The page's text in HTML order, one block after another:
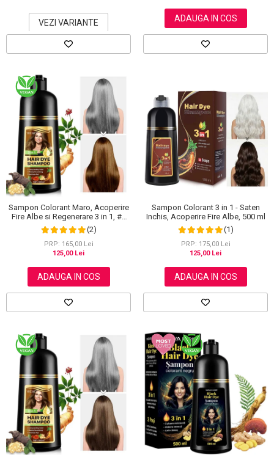
VEZI VARIANTE ADAUGA IN COS
Sampon Colorant Maro, Acoperire
Fire Albe si Regenerare 3 in 1, #2
Brown, 500 ml
(2)
PRP: 165,00 Lei
125,00 Lei
ADAUGA IN COS
Sampon Colorant 3 in 1 - Saten
Inchis, Acoperire Fire Albe, 500 ml
(1)
PRP: 175,00 Lei
125,00 Lei
ADAUGA IN COS